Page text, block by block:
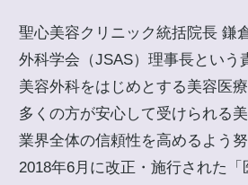
聖心美容クリニック統括院長 鎌
外科学会（JSAS）理事長という
美容外科をはじめとする美容医
多くの方が安心して受けられる
業界全体の信頼性を高めるよう努
2018年6月に改正・施行された「